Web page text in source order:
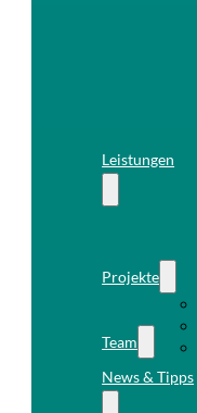
Leistungen
Projekte
Team
News & Tipps